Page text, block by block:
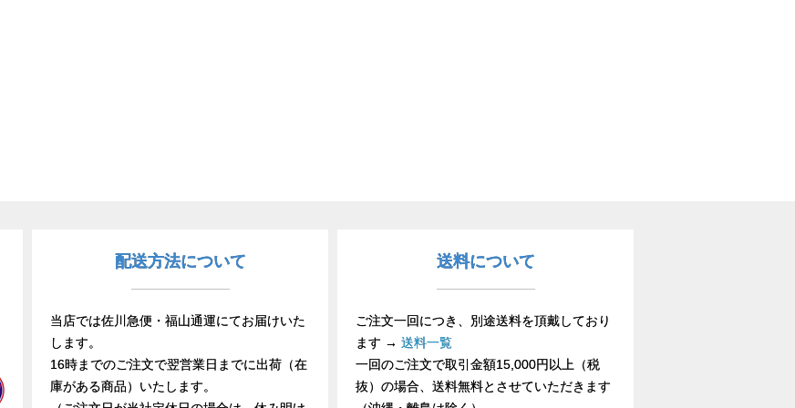
配送方法について
当店では佐川急便・福山通運にてお届けいた
します。
16時までのご注文で翌営業日までに出荷（在
庫がある商品）いたします。
送料について
ご注文一回につき、別途送料を頂戴しており
ます → 送料一覧
一回のご注文で取引金額15,000円以上（税
抜）の場合、送料無料とさせていただきます